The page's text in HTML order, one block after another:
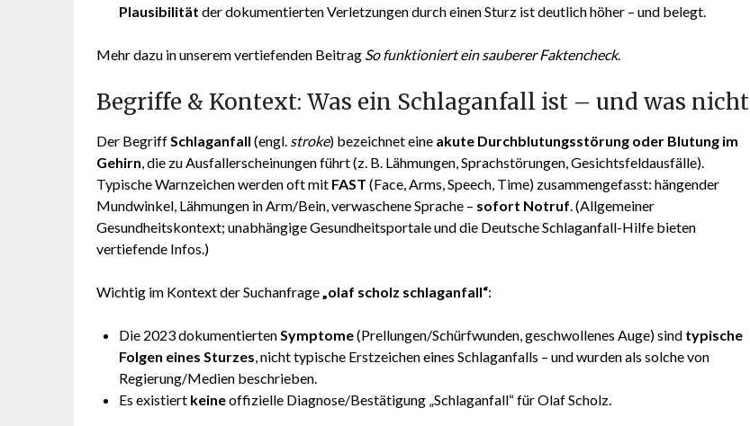
Plausibilität der dokumentierten Verletzungen durch einen Sturz ist deutlich höher – und belegt.
Mehr dazu in unserem vertiefenden Beitrag So funktioniert ein sauberer Faktencheck.
Begriffe & Kontext: Was ein Schlaganfall ist – und was nicht
Der BegriffSchlaganfall (engl. stroke) bezeichnet eine akute Durchblutungsstörung oder Blutung im
Gehirn, die zu Ausfallerscheinungen führt (z. B. Lähmungen, Sprachstörungen, Gesichtsfeldausfälle).
Typische Warnzeichen werden oft mit FAST (Face, Arms, Speech, Time) zusammengefasst: hängender
Mundwinkel, Lähmungen in Arm/Bein, verwaschene Sprache – sofort Notruf. (Allgemeiner
Gesundheitskontext; unabhängige Gesundheitsportale und die Deutsche Schlaganfall-Hilfe bieten
vertiefende Infos.)
Wichtig im Kontext der Suchanfrage„olaf scholz schlaganfall“:
Die 2023 dokumentiertenSymptome(Prellungen/Schürfwunden, geschwollenes Auge) sind typische
Folgen eines Sturzes, nicht typische Erstzeichen eines Schlaganfalls – und wurden als solche von
Regierung/Medien beschrieben.
Es existiert keineoffizielle Diagnose/Bestätigung „Schlaganfall“ für Olaf Scholz.